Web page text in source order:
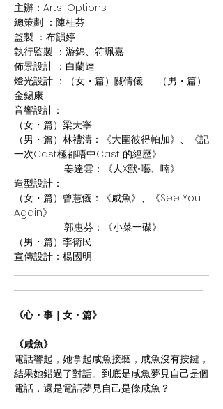
主辦：Arts' Options
總策劃 ：陳桂芬
監製 ：布韻婷
執行監製 ：游錦、符珮嘉
佈景設計 ：白蘭達
燈光設計 ：（女・篇）關倩儀     （男・篇）
金錫康
音響設計：
（女・篇）梁天寧
（男・篇）林禮濤：《大圍彼得帕加》、《記
一次Cast極都唔中Cast 的經歷》
                  姜達雲：《人X獸•囈、喃》
造型設計：
（女・篇）曾慧儀：《咸魚》、《See You
Again》
                  郭惠芬：《小菜一碟》
（男・篇）李衛民
宣傳設計：楊國明
《心・事｜女・篇》
《咸魚》
電話響起，她拿起咸魚接聽，咸魚沒有按鍵，
結果她錯過了對話。到底是咸魚夢見自己是個
電話，還是電話夢見自己是條咸魚？